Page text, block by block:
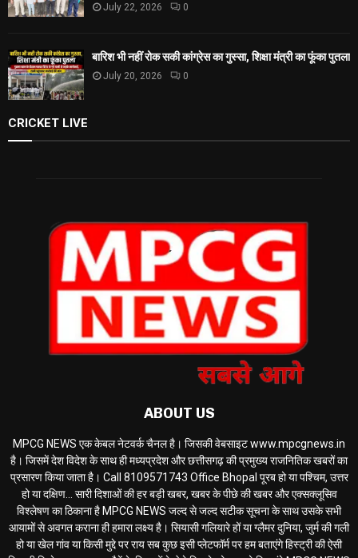
July 22, 2026 0
बारिश भी नहीं रोक सकी कांग्रेस का गुस्सा, शिक्षा मंत्री का फूंका पुतला
July 20, 2026 0
CRICKET LIVE
ABOUT US
MPCG NEWS एक केबल नेटवर्क चैनल है। जिसकी वेबसाइट www.mpcgnews.in
है। जिसमें देश विदेश के साथ ही मध्यप्रदेश और छत्तीसगढ़ की प्रमुख्य राजनितिक खबरों का
प्रसारण किया जाता है। Call 8109571743 Office Bhopal पूरब हो या पश्चिम, उत्तर
हो या दक्षिण... सारी दिशाओं की हर बड़ी खबर, खबर के पीछे की खबर और एक्सक्लूसिव
विश्लेषण का ठिकाना है MPCG NEWS जल्द से जल्द सटीक सूचना के साथ उसके सभी
आयामों से अवगत कराना ही हमारा लक्ष्य है। सियासी गलियारे हों या ग्लैमर दुनिया, जुर्म की गली
हो या खेल गांव या किसी मुद्दे पर राय सब कुछ इसी प्लेटफॉर्म पर हम बताएंगे हिस्ट्री की ऐसी